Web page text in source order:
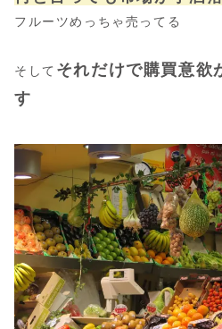
フルーツめっちゃ売ってる
そして それだけで購買意欲
す